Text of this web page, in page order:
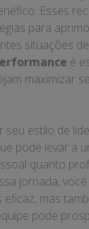
Esses
para
situações
é
maximizar
seu estilo de
pode levar a
quanto
jornada,
mas
pode